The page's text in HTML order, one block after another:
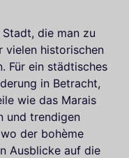
die man zu
vielen historischen
Für ein städtisches
in Betracht,
wie das Marais
und trendigen
der bohème
Ausblicke auf die